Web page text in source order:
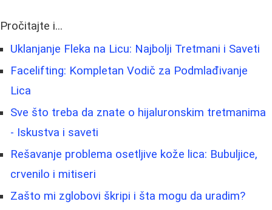
Pročitajte i...
Uklanjanje Fleka na Licu: Najbolji Tretmani i Saveti
Facelifting: Kompletan Vodič za Podmlađivanje
Lica
Sve što treba da znate o hijaluronskim tretmanima
- Iskustva i saveti
Rešavanje problema osetljive kože lica: Bubuljice,
crvenilo i mitiseri
Zašto mi zglobovi škripi i šta mogu da uradim?